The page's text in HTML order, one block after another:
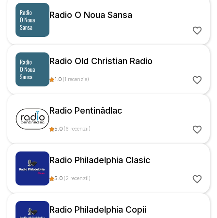
Radio O Noua Sansa
Radio Old Christian Radio
1.0 (1 recenzie)
Radio Pentinădlac
5.0 (6 recenzii)
Radio Philadelphia Clasic
5.0 (2 recenzii)
Radio Philadelphia Copii